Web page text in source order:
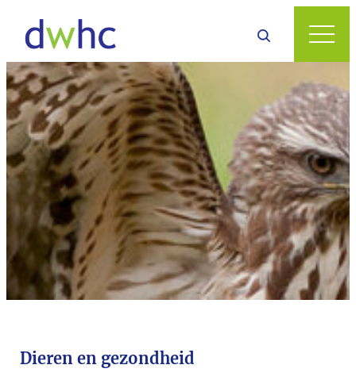
Dieren en gezondheid